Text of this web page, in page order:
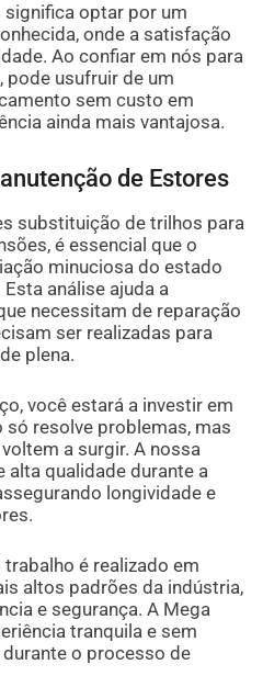
significa optar por um
onde a satisfação
Ao confiar em nós para
pode usufruir de um
sem custo em
ainda mais vantajosa.
de Estores
substituição de trilhos para
é essencial que o
minuciosa do estado
análise ajuda a
necessitam de reparação
ser realizadas para
plena.
você estará a investir em
só resolve problemas, mas
a surgir. A nossa
alta qualidade durante a
longividade e
é realizado em
altos padrões da indústria,
e segurança. A Mega
tranquila e sem
o processo de